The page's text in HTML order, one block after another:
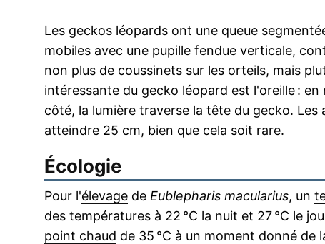
Les geckos léopards ont une queue
mobiles avec une pupille fendue verticale,
non plus de coussinets sur les orteils, mais
intéressante du gecko léopard est l'oreille: en
côté, la lumière traverse la tête du gecko. Les
atteindre 25 cm, bien que cela soit rare.
Écologie
Pour l'élevage de Eublepharis macularius, un
des températures à 22 °C la nuit et 27 °C le
point chaud de 35 °C à un moment donné de